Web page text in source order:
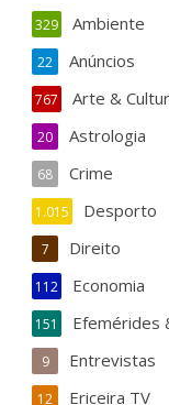
Ambiente
329
Anúncios
22
Arte &
767
Astrologia
20
Crime
68
Desporto
1.015
Direito
7
Economia
112
Efemérides
151
Entrevistas
9
Ericeira TV
12